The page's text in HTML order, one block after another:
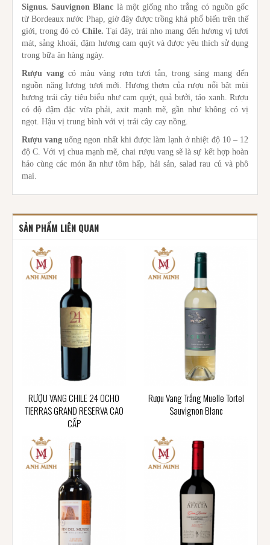
Signus. Sauvignon Blanc là một giống nho trắng có nguồn gốc
từ Bordeaux nước Phap, giờ đây được trồng khá phổ biến trên thế
giới, trong đó có Chile. Tại đây, trái nho mang đến hương vị tươi
mát, sảng khoái, đậm hương cam quýt và được yêu thích sử dụng
trong bữa ăn hàng ngày.
Rượu vangcó màu vàng rơm tươi tắn, trong sáng mang đến
nguồn năng lượng tươi mới. Hương thơm của rượu nổi bật mùi
hương trái cây tiêu biểu như cam quýt, quả bưởi, táo xanh. Rượu
có độ đậm đặc vừa phải, axit mạnh mẽ, gần như không có vị
ngọt. Hậu vị trung bình với vị trái cây cay nồng.
Rượu vang uống ngon nhất khi được làm lạnh ở nhiệt độ 10 – 12
độ C. Với vị chua mạnh mẽ, chai rượu vang sẽ là sự kết hợp hoàn
hảo cùng các món ăn như tôm hấp, hải sản, salad rau củ và phô
mai.
SẢN PHẨM LIÊN QUAN
RƯỢU VANG CHILE 24 OCHO
TIERRAS GRAND RESERVA CAO
CẤP
Rượu Vang Trắng Muelle Tortel
Sauvignon Blanc